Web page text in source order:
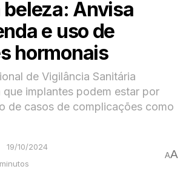
beleza: Anvisa
e uso de
hormonais
de Vigilância Sanitária
implantes podem estar por
de casos de complicações como
19/10/2024
AA